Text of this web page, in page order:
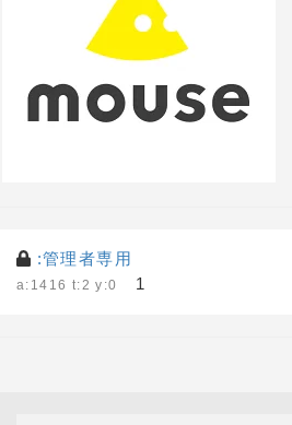
:管理者専用
a:1416 t:2 y:0 1